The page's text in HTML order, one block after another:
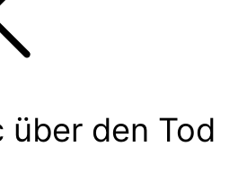
über den Tod